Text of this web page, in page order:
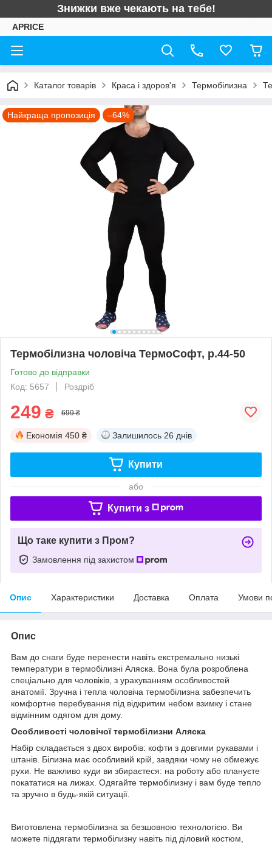
Знижки вже чекають на тебе!
APRICE
Каталог товарів Краса і здоров'я Термобілизна
Найкраща пропозиція –64%
Термобілизна чоловіча ТермоСофт, р.44-50
Готово до відправки
Код: 5657
Роздріб
249 ₴ 699 ₴
Економія 450 ₴ Залишилось 26 днів
Купити
або
Купити з
Що таке купити з Пром?
Замовлення під захистом
Опис Характеристики Доставка Оплата Умови
Опис
Вам до снаги буде перенести навіть екстремально низькі
температури в термобілизні Аляска. Вона була розроблена
спеціально для чоловіків, з урахуванням особливостей
анатомії. Зручна і тепла чоловіча термобілизна забезпечить
комфортне перебування під відкритим небом взимку і стане
відмінним одягом для дому.
Особливості чоловічої термобілизни Аляска
Набір складається з двох виробів: кофти з довгими рукавами і
штанів. Білизна має особливий крій, завдяки чому не обмежує
рухи. Не важливо куди ви збираєтеся: на роботу або плануєте
покататися на лижах. Одягайте термобілизну і вам буде тепло
та зручно в будь-якій ситуації.
Виготовлена термобілизна за безшовною технологією. Ви
можете піддягати термобілизну навіть під діловий костюм,